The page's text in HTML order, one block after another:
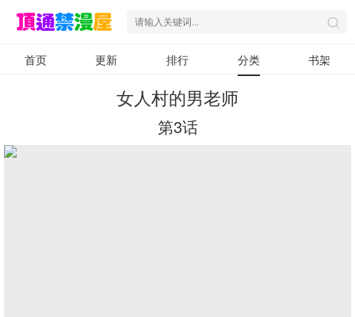
首页 更新 排行 分类 书架
女人村的男老师
第3话